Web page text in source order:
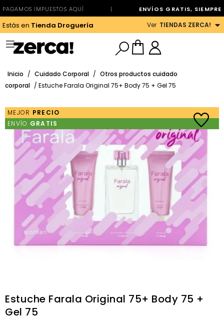
PAGAMOS IMPUESTOS AQUÍ | ENVÍOS GRATIS, SIEMPRE
Estás en Tienda Droguería Ver TIENDAS ZERCA!
Inicio / Cuidado Corporal / Otros productos cuidado
corporal / Estuche Farala Original 75+ Body 75 + Gel 75
MEJOR PRECIO
ENVÍO GRATIS
Estuche Farala Original 75+ Body 75 +
Gel 75